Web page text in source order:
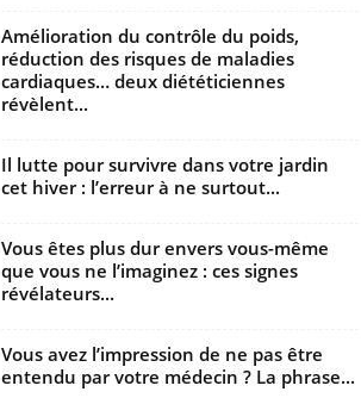
Amélioration du contrôle du poids,
réduction des risques de maladies
cardiaques… deux diététiciennes
révèlent...
Il lutte pour survivre dans votre jardin
cet hiver : l’erreur à ne surtout...
Vous êtes plus dur envers vous-même
que vous ne l’imaginez : ces signes
révélateurs...
Vous avez l’impression de ne pas être
entendu par votre médecin ? La phrase...